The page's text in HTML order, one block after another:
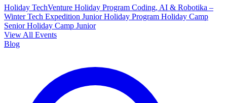
Holiday TechVenture Holiday Program Coding, AI & Robotika –
Winter Tech Expedition Junior Holiday Program Holiday Camp
SeniorHoliday Camp Junior
View All Events
Blog